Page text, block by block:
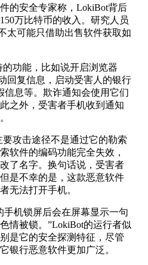
安全专家称，LokiBot背后
万比特币的收入。研究人员
太可能只借助出售软件获取如
功能，比如说开启浏览器
回复信息，启动受害人的银行
信息等。欺诈通知会使用它们
之外，受害者手机收到通知
攻击途径不是通过它的勒索
软件的编码功能完全失效，
了名字。换句话说，受害者
是不幸的是，这款恶意软件
无法打开手机。
机锁屏后会在屏幕显示一句
情被锁。”LokiBot的运行者似
是它的安全探测特征，尽管
银行恶意软件更加广泛。